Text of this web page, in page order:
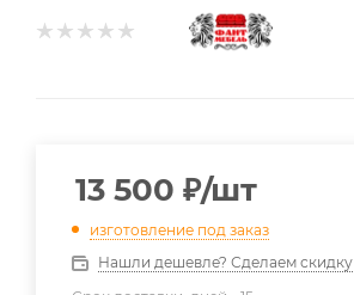
13 500 ₽/шт
изготовление под заказ
Нашли дешевле? Сделаем скидку